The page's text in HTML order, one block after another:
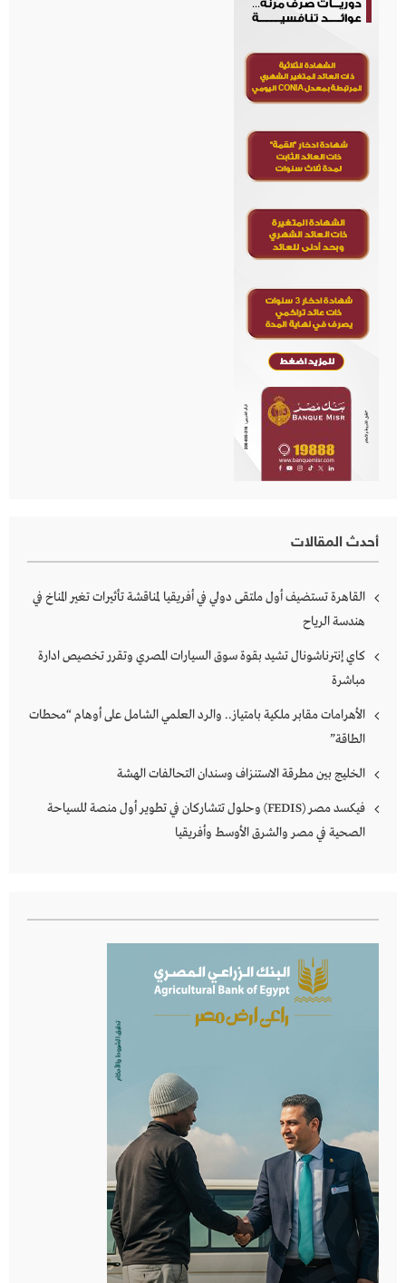
أحدث المقالات
القاهرة تستضيف أول ملتقى دولي في أفريقيا لمناقشة تأثيرات تغير المناخ في
هندسة الرياح
كاي إنترناشونال تشيد بقوة سوق السيارات المصري وتقرر تخصيص ادارة
مباشرة
الأهرامات مقابر ملكية بامتياز.. والرد العلمي الشامل على أوهام “محطات
الطاقة”
الخليج بين مطرقة الاستنزاف وسندان التحالفات الهشة
فيكسد مصر (FEDIS) وحلول تتشاركان في تطوير أول منصة للسياحة
الصحية في مصر والشرق الأوسط وأفريقيا